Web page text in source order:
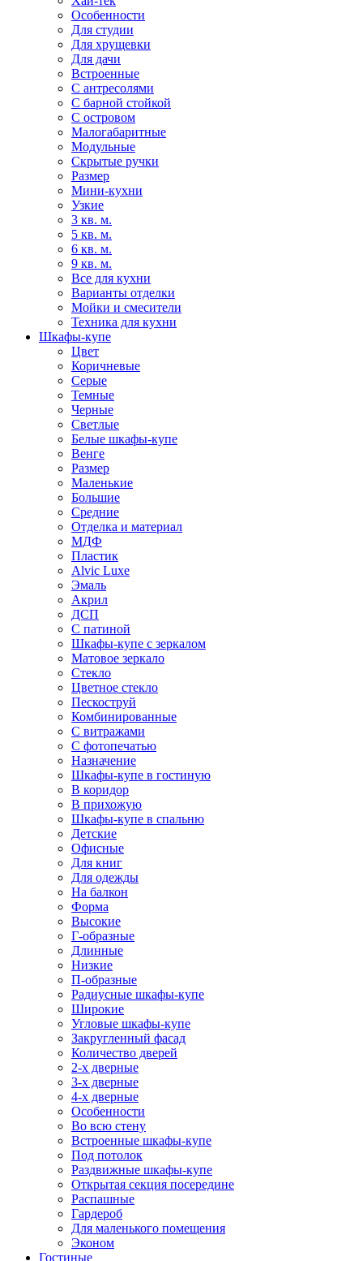
Особенности
Для студии
Для хрущевки
Для дачи
Встроенные
С антресолями
С барной стойкой
С островом
Малогабаритные
Модульные
Скрытые ручки
Размер
Мини-кухни
Узкие
3 кв. м.
5 кв. м.
6 кв. м.
9 кв. м.
Все для кухни
Варианты отделки
Мойки и смесители
Техника для кухни
Шкафы-купе
Цвет
Коричневые
Серые
Темные
Черные
Светлые
Белые шкафы-купе
Венге
Размер
Маленькие
Большие
Средние
Отделка и материал
МДФ
Пластик
Alvic Luxe
Эмаль
Акрил
ДСП
С патиной
Шкафы-купе с зеркалом
Матовое зеркало
Стекло
Цветное стекло
Пескоструй
Комбинированные
С витражами
С фотопечатью
Назначение
Шкафы-купе в гостиную
В коридор
В прихожую
Шкафы-купе в спальню
Детские
Офисные
Для книг
Для одежды
На балкон
Форма
Высокие
Г-образные
Длинные
Низкие
П-образные
Радиусные шкафы-купе
Широкие
Угловые шкафы-купе
Закругленный фасад
Количество дверей
2-х дверные
3-х дверные
4-х дверные
Особенности
Во всю стену
Встроенные шкафы-купе
Под потолок
Раздвижные шкафы-купе
Открытая секция посередине
Распашные
Гардероб
Для маленького помещения
Эконом
Гостиные